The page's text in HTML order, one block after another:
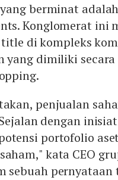
berminat
Konglomerat
di kompleks
yang dimiliki
penjualan
dengan
portofolio
kata CEO
sebuah pernyataan